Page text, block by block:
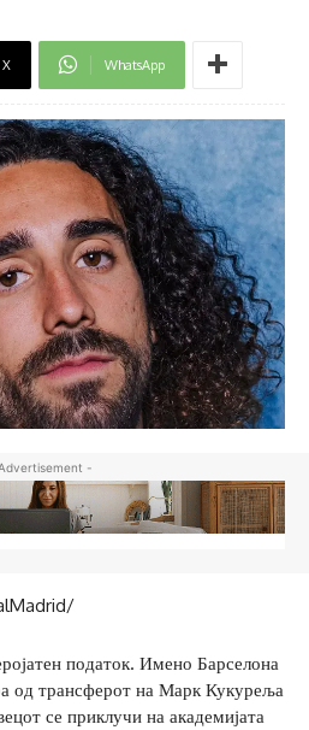
X WhatsApp
-
податок. Имено Барселона
од трансферот на Марк Кукуреља
се приклучи на академијата